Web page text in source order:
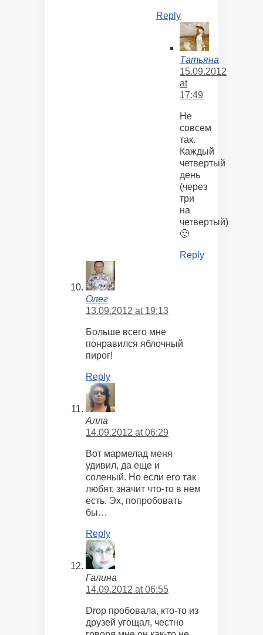
Reply
Татьяна
15.09.2012
at
17:49
Не
совсем
так.
Каждый
четвертый
день
(через
три
на
четвертый)
🙂
Reply
Олег
13.09.2012 at 19:13
Больше всего мне
понравился яблочный
пирог!
Reply
Алла
14.09.2012 at 06:29
Вот мармелад меня
удивил, да еще и
соленый. Но если его так
любят, значит что-то в нем
есть. Эх, попробовать
бы…
Reply
Галина
14.09.2012 at 06:55
Drop пробовала, кто-то из
друзей угощал, честно